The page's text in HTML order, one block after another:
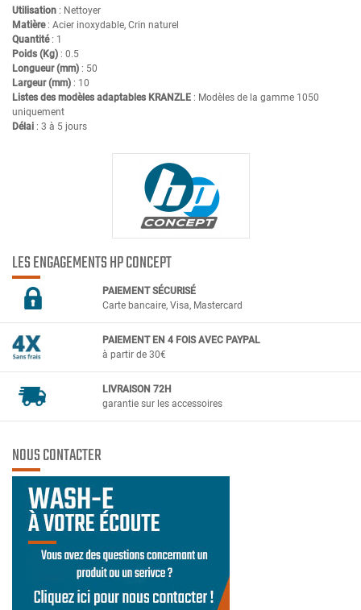
Utilisation : Nettoyer
Matière: Acier inoxydable, Crin naturel
Quantité: 1
Poids (Kg) : 0.5
Longueur (mm) : 50
Largeur (mm) : 10
Listes des modèles adaptables KRANZLE : Modèles de la gamme 1050
uniquement
Délai : 3 à 5 jours
LES ENGAGEMENTS HP CONCEPT
PAIEMENT SÉCURISÉ
Carte bancaire, Visa, Mastercard
PAIEMENT EN 4 FOIS AVEC PAYPAL
à partir de 30€
LIVRAISON 72H
garantie sur les accessoires
NOUS CONTACTER